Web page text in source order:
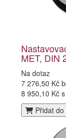
MET, DIN
Na dotaz
7 276,50 Kč
8 950,10 Kč
Přidat